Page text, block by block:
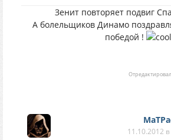
Зенит повторяет подвиг
А болельщиков Динамо
победой !
Отредактировал
11.10.2012